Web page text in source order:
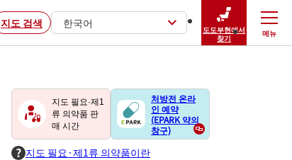
지도 검색 한국어
도도부현에서
찾기
메뉴
닫기
지도 필요·제1
류 의약품 판
매 시간
처방전 온라
인 예약
(EPARK 약의
창구)
지도 필요·제1류 의약품이란